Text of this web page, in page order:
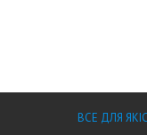
ВСЕ ДЛЯ